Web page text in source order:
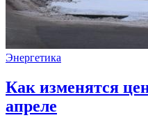
Энергетика
Как изменятся
апреле